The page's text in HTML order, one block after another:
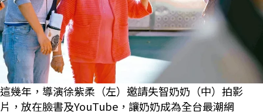
這幾年，導演徐紫柔（左）邀請失智奶奶（中）拍影
片，放在臉書及YouTube，讓奶奶成為全台最潮網